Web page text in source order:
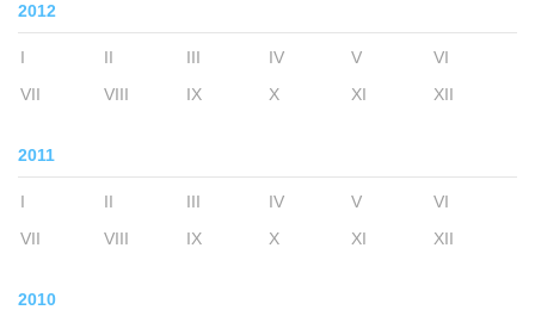
2012
I II III IV V
VI
VII
VIII IX X XI XII
2011
I II III IV V
VI
VII
VIII IX X XI XII
2010